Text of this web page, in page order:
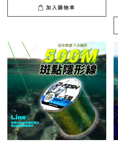
加入購物車